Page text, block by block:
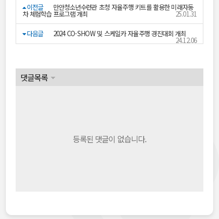
이전글 만안청소년수련관 초청 자율주행 키트를 활용한 미래자동
차 체험학습 프로그램 개최 25.01.31
다음글 2024 CO-SHOW 및 스케일카 자율주행 경진대회 개최
24.12.06
댓글목록
등록된 댓글이 없습니다.